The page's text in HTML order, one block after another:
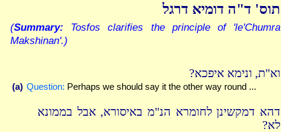
תוס' ד"ה דומיא דרגל
(Summary: Tosfos clarifies the principle of 'le'Chumra
Makshinan'.)
וא"ת, ונימא איפכא?
(a) Question: Perhaps we should say it the other way round ...
דהא דמקשינן לחומרא הנ"מ באיסורא, אבל בממונא
לא?